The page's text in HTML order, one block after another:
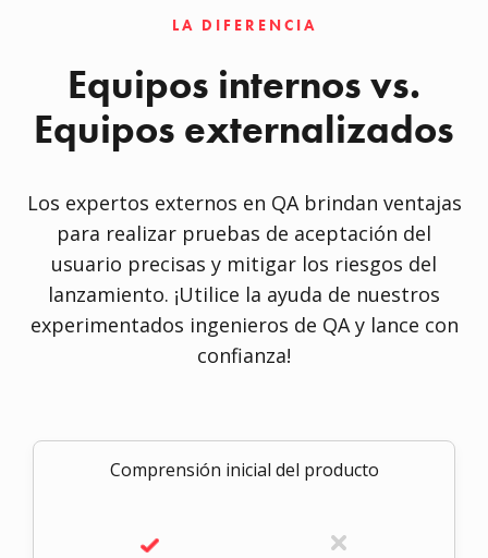
LA DIFERENCIA
Equipos internos vs.
Equipos externalizados
Los expertos externos en QA brindan ventajas
para realizar pruebas de aceptación del
usuario precisas y mitigar los riesgos del
lanzamiento. ¡Utilice la ayuda de nuestros
experimentados ingenieros de QA y lance con
confianza!
Comprensión inicial del producto